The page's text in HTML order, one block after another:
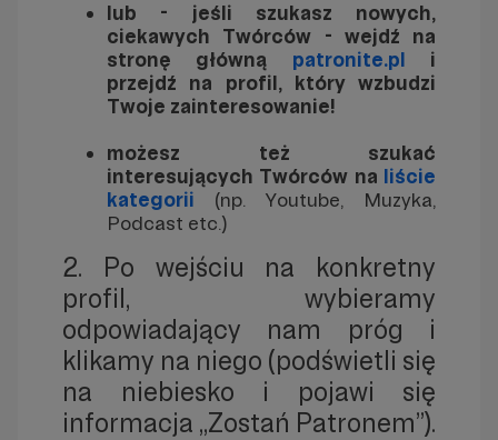
lub - jeśli szukasz nowych,
ciekawych Twórców - wejdź na
stronę główną patronite.pl i
przejdź na profil, który wzbudzi
Twoje zainteresowanie!
możesz też szukać
interesujących Twórców na liście
kategorii
(np. Youtube, Muzyka,
Podcast etc.)
2. Po wejściu na konkretny
profil, wybieramy
odpowiadający nam próg i
klikamy na niego (podświetli się
na niebiesko i pojawi się
informacja „Zostań Patronem”).